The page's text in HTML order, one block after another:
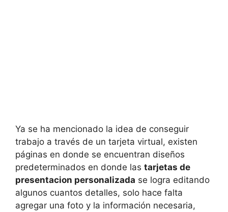
Ya se ha mencionado la idea de conseguir
trabajo a través de un tarjeta virtual, existen
páginas en donde se encuentran diseños
predeterminados en donde las tarjetas de
presentacion personalizada se logra editando
algunos cuantos detalles, solo hace falta
agregar una foto y la información necesaria,